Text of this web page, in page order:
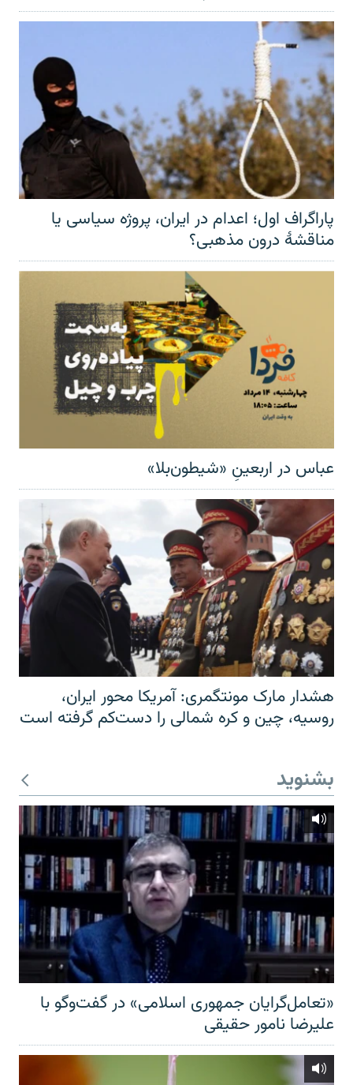
پاراگراف اول؛ اعدام در ایران، پروژه سیاسی یا
مناقشهٔ درون مذهبی؟
عباس در اربعینِ «شیطون‌بلا»
هشدار مارک مونتگمری: آمریکا محور ایران،
روسیه، چین و کره شمالی را دست‌کم گرفته است
بشنوید
«تعامل‌گرایان جمهوری اسلامی» در گفت‌وگو با
علیرضا نامور حقیقی